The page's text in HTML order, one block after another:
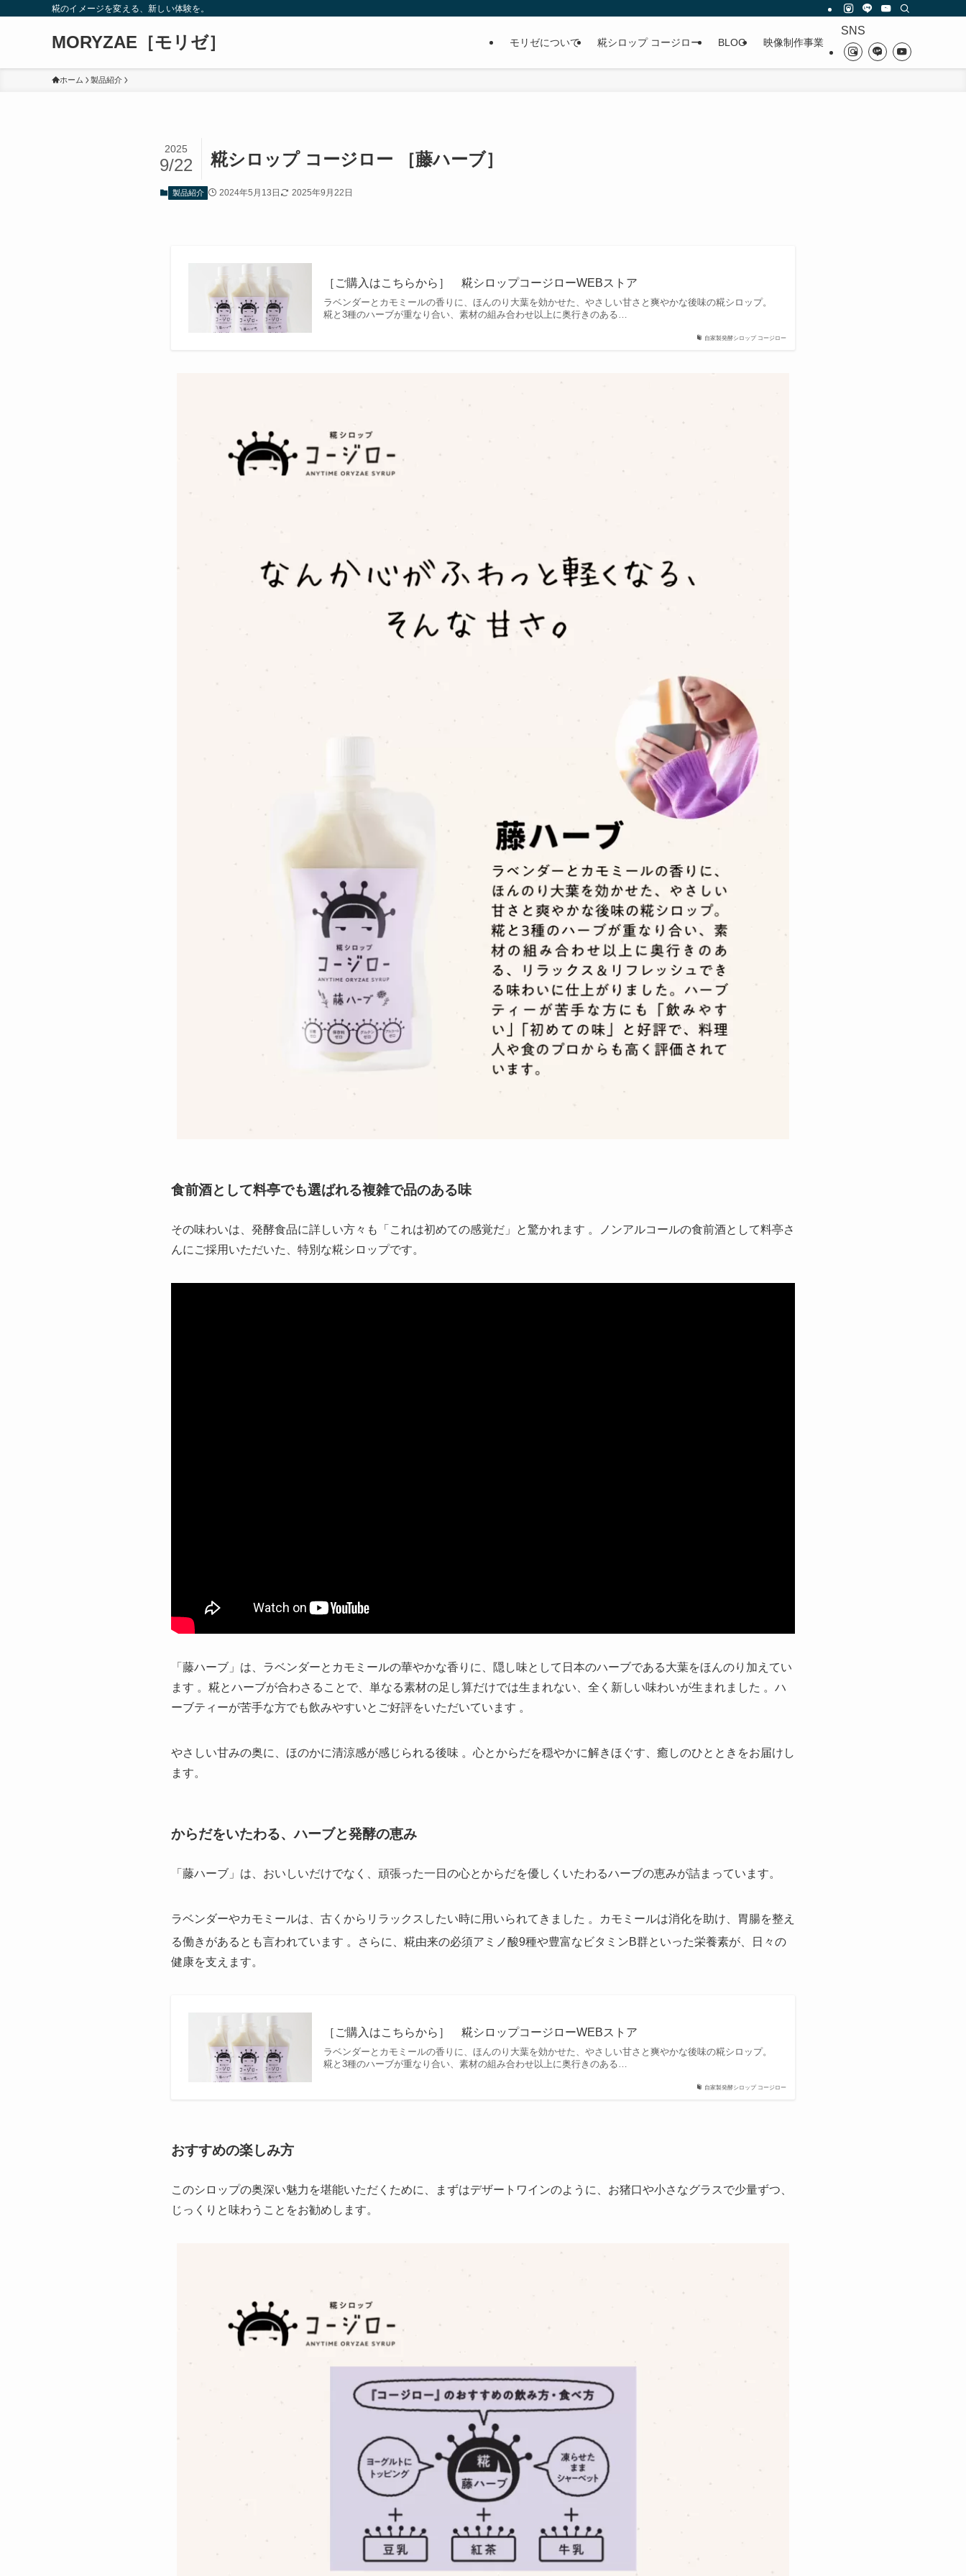
糀のイメージを変える、新しい体験を。
MORYZAE［モリゼ］ モリゼについて 糀シロップ コージロー BLOG 映像制作事業
SNS
ホーム 製品紹介
糀シロップ コージロー ［藤ハーブ］
2025
9/22
製品紹介 2024年5月13日 2025年9月22日
自家製発酵シロップ コージロー
［ご購入はこちらから］ 糀シロップコージローWEBストア
ラベンダーとカモミールの香りに、ほんのり大葉を効かせた、やさしい甘さと爽やかな後味の糀シロップ。
糀と3種のハーブが重なり合い、素材の組み合わせ以上に奥行きのある…
食前酒として料亭でも選ばれる複雑で品のある味
その味わいは、発酵食品に詳しい方々も「これは初めての感覚だ」と驚かれます 。ノンアルコールの食前酒として料亭さ
んにご採用いただいた、特別な糀シロップです。
「藤ハーブ」は、ラベンダーとカモミールの華やかな香りに、隠し味として日本のハーブである大葉をほんのり加えてい
ます 。糀とハーブが合わさることで、単なる素材の足し算だけでは生まれない、全く新しい味わいが生まれました 。ハ
ーブティーが苦手な方でも飲みやすいとご好評をいただいています 。
やさしい甘みの奥に、ほのかに清涼感が感じられる後味 。心とからだを穏やかに解きほぐす、癒しのひとときをお届けし
ます。
からだをいたわる、ハーブと発酵の恵み
「藤ハーブ」は、おいしいだけでなく、頑張った一日の心とからだを優しくいたわるハーブの恵みが詰まっています。
ラベンダーやカモミールは、古くからリラックスしたい時に用いられてきました 。カモミールは消化を助け、胃腸を整え
る働きがあるとも言われています 。さらに、糀由来の必須アミノ酸9種や豊富なビタミンB群といった栄養素が、日々の
健康を支えます。
自家製発酵シロップ コージロー
［ご購入はこちらから］ 糀シロップコージローWEBストア
ラベンダーとカモミールの香りに、ほんのり大葉を効かせた、やさしい甘さと爽やかな後味の糀シロップ。
糀と3種のハーブが重なり合い、素材の組み合わせ以上に奥行きのある…
おすすめの楽しみ方
このシロップの奥深い魅力を堪能いただくために、まずはデザートワインのように、お猪口や小さなグラスで少量ずつ、
じっくりと味わうことをお勧めします。